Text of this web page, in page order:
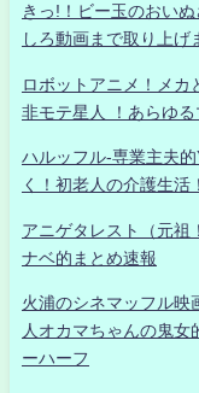
きっ!！ビー玉のおい
しろ動画まで取り上げ
ロボットアニメ！メカ
非モテ星人 ！あらゆ
ハルッフル-専業主夫
く！初老人の介護生活
アニゲタレスト（元
ナベ的まとめ速報
火浦のシネマッフル映
人オカマちゃんの鬼
ーハーフ